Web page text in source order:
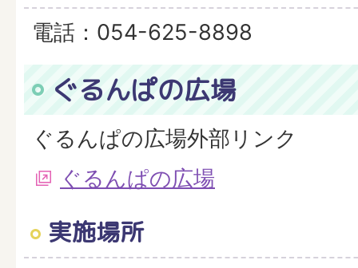
電話：054-625-8898
ぐるんぱの広場
ぐるんぱの広場外部リンク
ぐるんぱの広場
実施場所